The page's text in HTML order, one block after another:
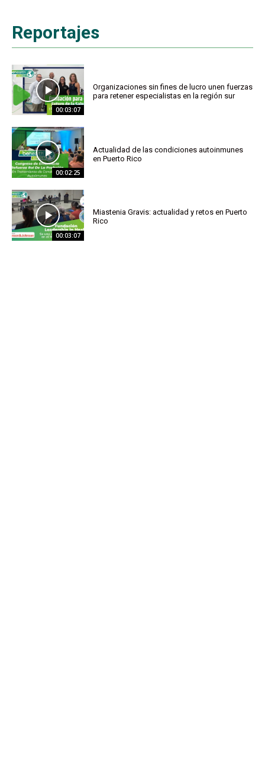
Reportajes
00:03:07
Organizaciones sin fines de lucro unen fuerzas
para retener especialistas en la región sur
00:02:25
Actualidad de las condiciones autoinmunes
en Puerto Rico
00:03:07
Miastenia Gravis: actualidad y retos en Puerto
Rico